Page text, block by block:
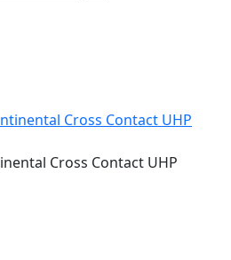
Cross Contact UHP